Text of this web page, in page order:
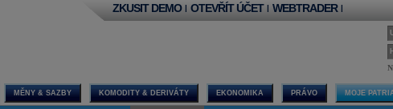
ZKUSIT DEMO | OTEVŘÍT ÚČET | WEBTRADER |
MĚNY & SAZBY KOMODITY & DERIVÁTY EKONOMIKA PRÁVO MOJE